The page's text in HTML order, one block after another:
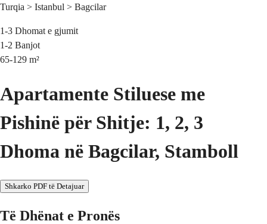
Turqia > Istanbul > Bagcilar
1-3 Dhomat e gjumit
1-2 Banjot
65-129 m²
Apartamente Stiluese me
Pishinë për Shitje: 1, 2, 3
Dhoma në Bagcilar, Stamboll
Shkarko PDF të Detajuar
Të Dhënat e Pronës